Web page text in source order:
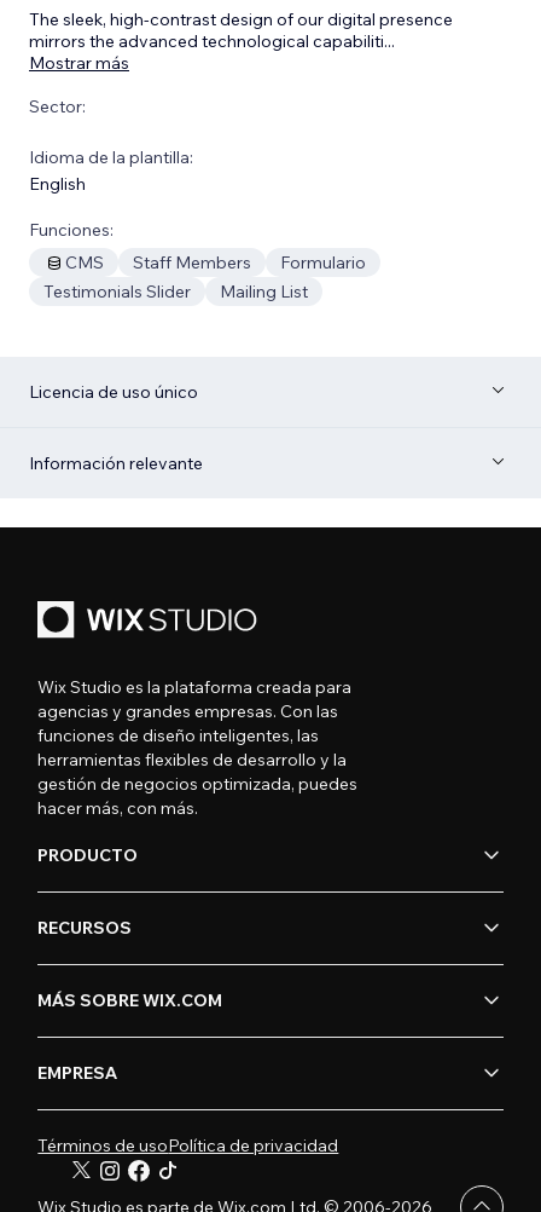
The sleek, high-contrast design of our digital presence
mirrors the advanced technological capabiliti...
Mostrar más
Sector:
Idioma de la plantilla:
English
Funciones:
CMS
Staff Members
Formulario
Testimonials Slider
Mailing List
Licencia de uso único
Información relevante
Wix Studio es la plataforma creada para
agencias y grandes empresas. Con las
funciones de diseño inteligentes, las
herramientas flexibles de desarrollo y la
gestión de negocios optimizada, puedes
hacer más, con más.
PRODUCTO
RECURSOS
MÁS SOBRE WIX.COM
EMPRESA
Términos de usoPolítica de privacidad
Wix Studio es parte de Wix.com Ltd. © 2006-2026